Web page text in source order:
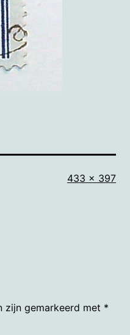
Volledige
433 × 397
zijn gemarkeerd met *